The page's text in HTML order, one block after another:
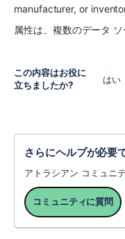
manufacturer, or
属性は、複数のデータ
この内容はお役に
立ちましたか?
はい
さらにヘルプが必要
アトラシアン コミュニ
コミュニティに質問